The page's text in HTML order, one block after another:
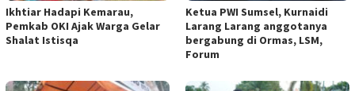
Ikhtiar Hadapi Kemarau,
Pemkab OKI Ajak Warga Gelar
Shalat Istisqa
Ketua PWI Sumsel, Kurnaidi
Larang Larang anggotanya
bergabung di Ormas, LSM,
Forum